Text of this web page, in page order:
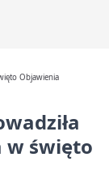
Objawienia
w święto